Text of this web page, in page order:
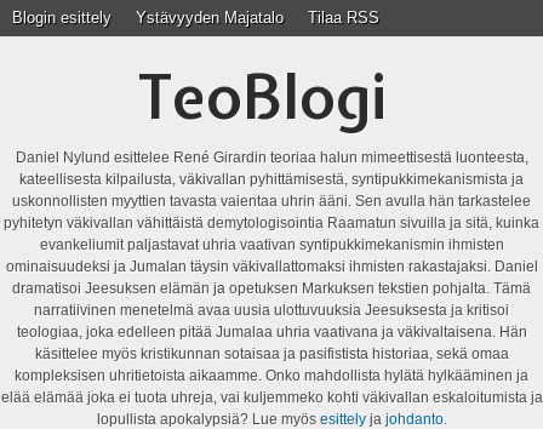
Blogin esittely Ystävyyden Majatalo Tilaa RSS
TeoBlogi
Daniel Nylund esittelee René Girardin teoriaa halun mimeettisestä luonteesta,
kateellisesta kilpailusta, väkivallan pyhittämisestä, syntipukkimekanismista ja
uskonnollisten myyttien tavasta vaientaa uhrin ääni. Sen avulla hän tarkastelee
pyhitetyn väkivallan vähittäistä demytologisointia Raamatun sivuilla ja sitä, kuinka
evankeliumit paljastavat uhria vaativan syntipukkimekanismin ihmisten
ominaisuudeksi ja Jumalan täysin väkivallattomaksi ihmisten rakastajaksi. Daniel
dramatisoi Jeesuksen elämän ja opetuksen Markuksen tekstien pohjalta. Tämä
narratiivinen menetelmä avaa uusia ulottuvuuksia Jeesuksesta ja kritisoi
teologiaa, joka edelleen pitää Jumalaa uhria vaativana ja väkivaltaisena. Hän
käsittelee myös kristikunnan sotaisaa ja pasifistista historiaa, sekä omaa
kompleksisen uhritietoista aikaamme. Onko mahdollista hylätä hylkääminen ja
elää elämää joka ei tuota uhreja, vai kuljemmeko kohti väkivallan eskaloitumista ja
lopullista apokalypsiä? Lue myös esittelyja johdanto.